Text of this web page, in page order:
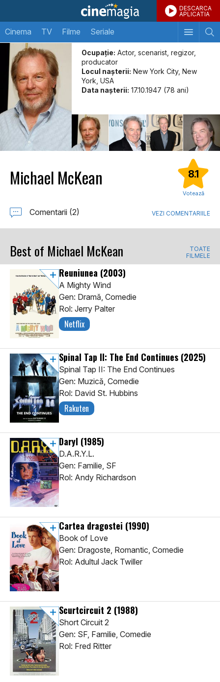
DESCARCA
APLICATIA
Cinema TV Filme Seriale
Ocupație: Actor, scenarist, regizor,
producator
Locul naşterii: New York City, New
York, USA
Data naşterii: 17.10.1947 (78 ani)
Michael McKean 8.1
Votează
Comentarii (2) VEZI COMENTARIILE
Best of Michael McKean
TOATE
FILMELE
Reuniunea (2003)
A Mighty Wind
Gen: Dramă, Comedie
Rol: Jerry Palter
Netflix
Spinal Tap II: The End Continues (2025)
Spinal Tap II: The End Continues
Gen: Muzică, Comedie
Rol: David St. Hubbins
Rakuten
Daryl (1985)
D.A.R.Y.L.
Gen: Familie, SF
Rol: Andy Richardson
Cartea dragostei (1990)
Book of Love
Gen: Dragoste, Romantic, Comedie
Rol: Adultul Jack Twiller
Scurtcircuit 2 (1988)
Short Circuit 2
Gen: SF, Familie, Comedie
Rol: Fred Ritter